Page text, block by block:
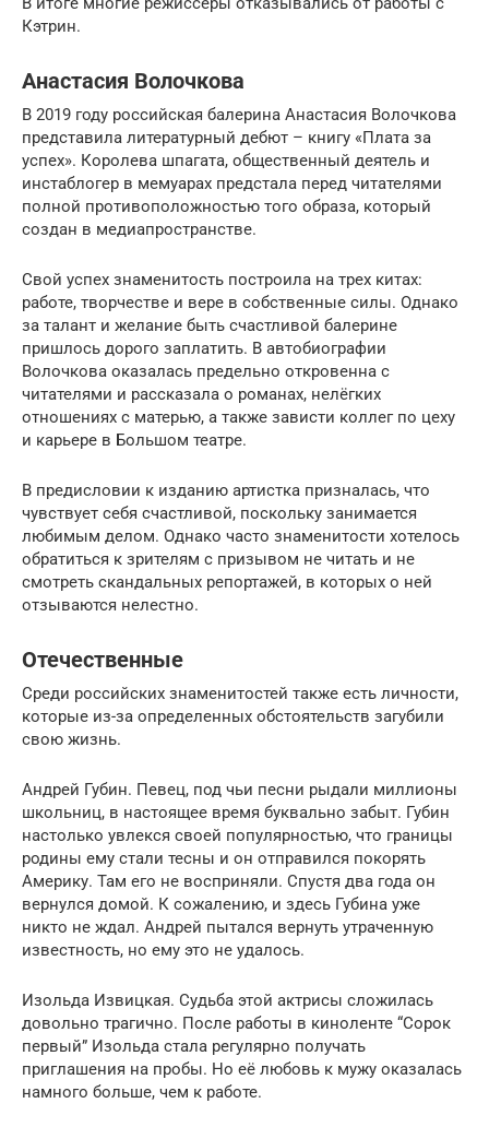
Кэтрин.
Анастасия Волочкова
В 2019 году российская балерина Анастасия Волочкова
представила литературный дебют – книгу «Плата за
успех». Королева шпагата, общественный деятель и
инстаблогер в мемуарах предстала перед читателями
полной противоположностью того образа, который
создан в медиапространстве.
Свой успех знаменитость построила на трех китах:
работе, творчестве и вере в собственные силы. Однако
за талант и желание быть счастливой балерине
пришлось дорого заплатить. В автобиографии
Волочкова оказалась предельно откровенна с
читателями и рассказала о романах, нелёгких
отношениях с матерью, а также зависти коллег по цеху
и карьере в Большом театре.
В предисловии к изданию артистка призналась, что
чувствует себя счастливой, поскольку занимается
любимым делом. Однако часто знаменитости хотелось
обратиться к зрителям с призывом не читать и не
смотреть скандальных репортажей, в которых о ней
отзываются нелестно.
Отечественные
Среди российских знаменитостей также есть личности,
которые из-за определенных обстоятельств загубили
свою жизнь.
Андрей Губин. Певец, под чьи песни рыдали миллионы
школьниц, в настоящее время буквально забыт. Губин
настолько увлекся своей популярностью, что границы
родины ему стали тесны и он отправился покорять
Америку. Там его не восприняли. Спустя два года он
вернулся домой. К сожалению, и здесь Губина уже
никто не ждал. Андрей пытался вернуть утраченную
известность, но ему это не удалось.
Изольда Извицкая. Судьба этой актрисы сложилась
довольно трагично. После работы в киноленте “Сорок
первый” Изольда стала регулярно получать
приглашения на пробы. Но её любовь к мужу оказалась
намного больше, чем к работе.